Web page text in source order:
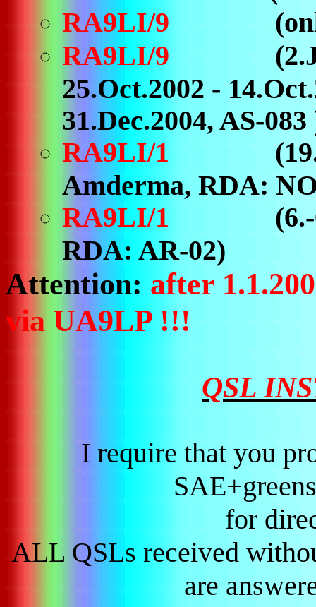
RA9LI/9 (only
RA9LI/9
25.Oct.2002 -
31.Dec.2004, AS-083
RA9LI/1
Amderma, RDA:
RA9LI/1 (6.-
RDA: AR-02)
Attention: after
via UA9LP !!!
QSL
I require that you
for
ALL QSLs received
are